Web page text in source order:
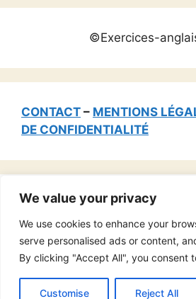
We value your privacy
We use cookies to enhance your
serve personalised ads or content,
By clicking "Accept All", you consent
Customise Reject All
©Exercices-
CONTACT – MENTIONS
DE CONFIDENTIALITÉ
Rechercher :
© 2026 Exercices-anglais.com